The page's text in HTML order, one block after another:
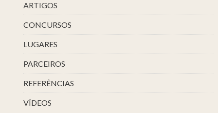
ARTIGOS
CONCURSOS
LUGARES
PARCEIROS
REFERÊNCIAS
VÍDEOS